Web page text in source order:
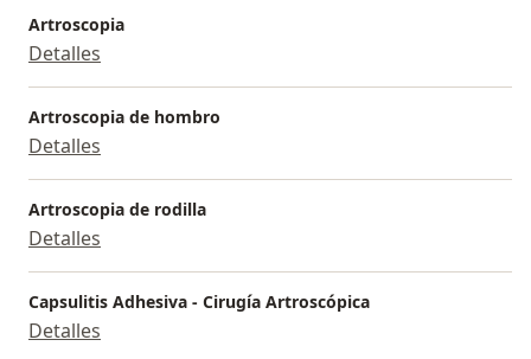
Artroscopia
Detalles
Artroscopia de hombro
Detalles
Artroscopia de rodilla
Detalles
Capsulitis Adhesiva - Cirugía Artroscópica
Detalles